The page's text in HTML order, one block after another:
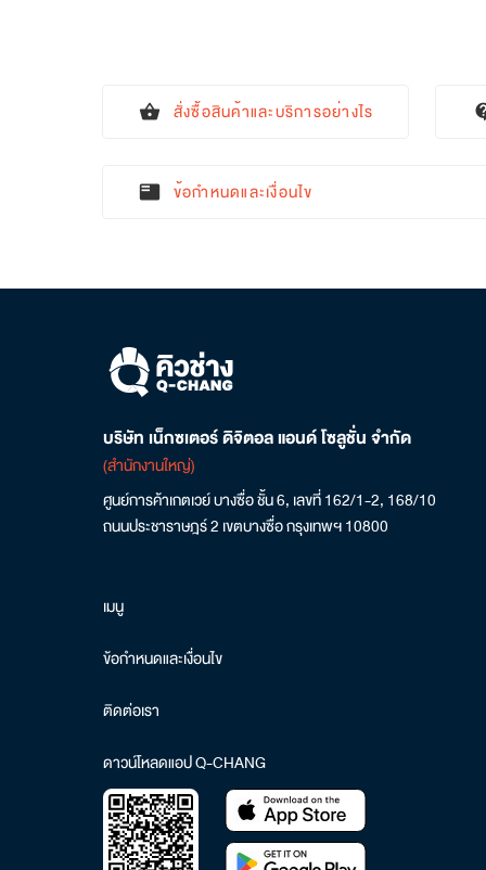
shopping_basket สั่งซื้อสินค้าและบริการอย่างไร
featured_play_list ข้อกำหนดและเงื่อนไข
บริษัท เน็กซเตอร์ ดิจิตอล แอนด์ โซลูชั่น จำกัด
(สำนักงานใหญ่)
ศูนย์การค้าเกตเวย์ บางซื่อ ชั้น 6, เลขที่ 162/1-2, 168/10
ถนนประชาราษฎร์ 2 เขตบางซื่อ กรุงเทพฯ 10800
เมนู
ข้อกำหนดและเงื่อนไข
ติดต่อเรา
ดาวน์โหลดแอป Q-CHANG